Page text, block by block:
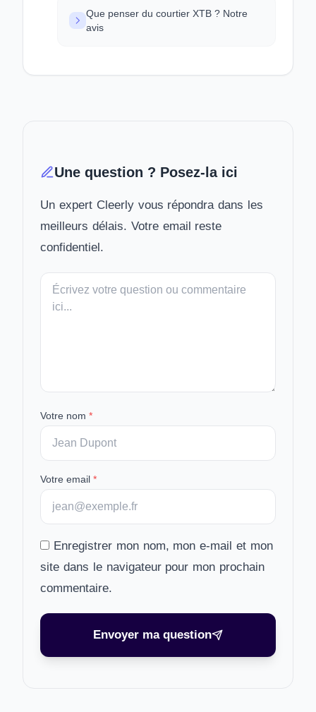
Que penser du courtier XTB ? Notre
avis
Une question ? Posez-la ici
Un expert Cleerly vous répondra dans les
meilleurs délais. Votre email reste
confidentiel.
Votre
message
Votre nom *
Votre email *
Enregistrer mon nom, mon e-mail et mon
site dans le navigateur pour mon prochain
commentaire.
Envoyer ma question